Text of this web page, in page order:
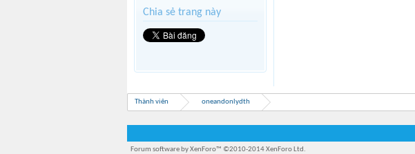
Chia sẻ trang này
Thành viên oneandonlydth
Forum software by XenForo™ ©2010-2014 XenForo Ltd.